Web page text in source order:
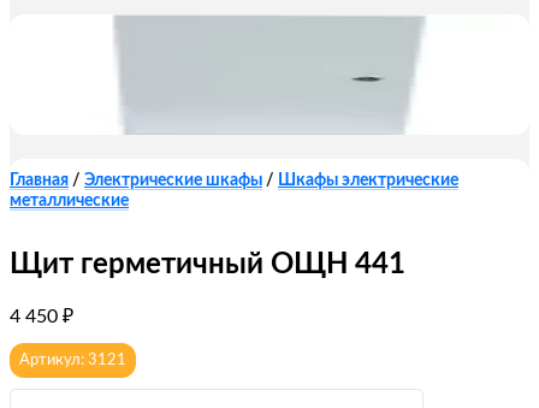
Главная / Электрические шкафы / Шкафы электрические
металлические
Щит герметичный ОЩН 441
4 450 ₽
Артикул: 3121